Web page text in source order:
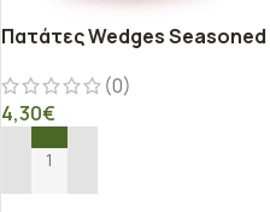
Πατάτες Wedges Seasoned
(0)
4,30€
ΠΡΟΣΘΉΚΗ ΣΤΟ ΚΑΛΆΘΙ